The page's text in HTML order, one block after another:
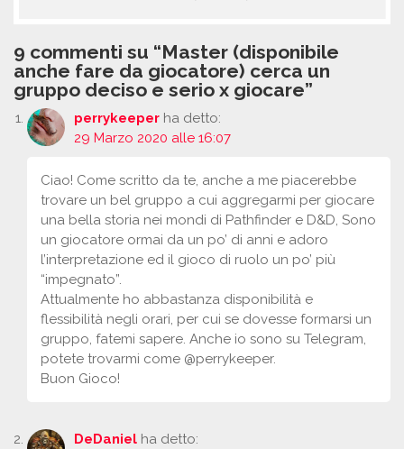
9 commenti su “Master (disponibile
anche fare da giocatore) cerca un
gruppo deciso e serio x giocare”
perrykeeper ha detto:
29 Marzo 2020 alle 16:07
Ciao! Come scritto da te, anche a me piacerebbe
trovare un bel gruppo a cui aggregarmi per giocare
una bella storia nei mondi di Pathfinder e D&D, Sono
un giocatore ormai da un po’ di anni e adoro
l’interpretazione ed il gioco di ruolo un po’ più
“impegnato”.
Attualmente ho abbastanza disponibilità e
flessibilità negli orari, per cui se dovesse formarsi un
gruppo, fatemi sapere. Anche io sono su Telegram,
potete trovarmi come @perrykeeper.
Buon Gioco!
DeDaniel ha detto: